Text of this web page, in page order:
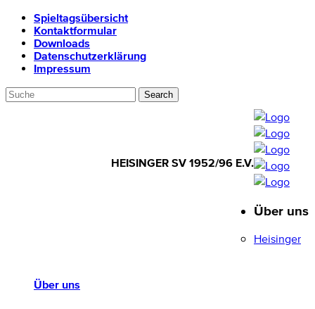
Spieltagsübersicht
Kontaktformular
Downloads
Datenschutzerklärung
Impressum
HEISINGER SV 1952/96 E.V.
1952/96 E.V.
Über uns
Über uns
Heisinger